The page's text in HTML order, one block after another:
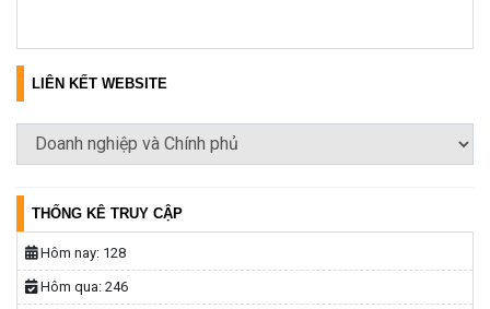
LIÊN KẾT WEBSITE
THỐNG KÊ TRUY CẬP
Hôm nay: 128
Hôm qua: 246